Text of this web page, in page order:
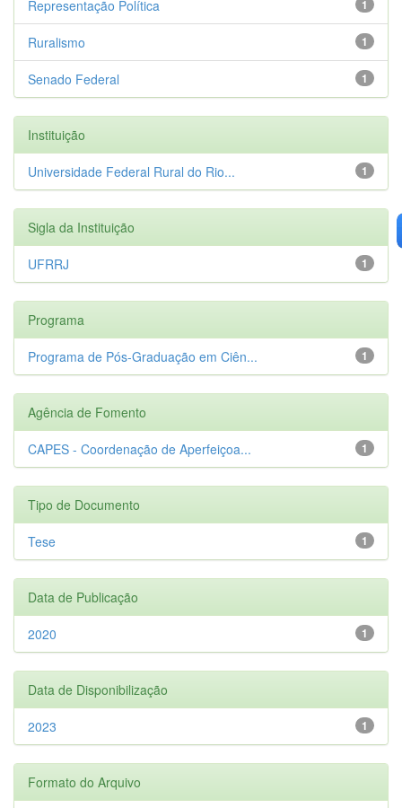
1
Representação Política
1
Ruralismo
1
Senado Federal
Instituição
1
Universidade Federal Rural do Rio...
Sigla da Instituição
1
UFRRJ
Programa
1
Programa de Pós-Graduação em Ciên...
Agência de Fomento
1
CAPES - Coordenação de Aperfeiçoa...
Tipo de Documento
1
Tese
Data de Publicação
1
2020
Data de Disponibilização
1
2023
Formato do Arquivo